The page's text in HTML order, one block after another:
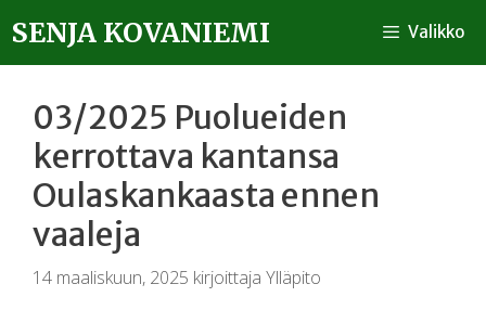
SENJA KOVANIEMI Valikko
03/2025 Puolueiden
kerrottava kantansa
Oulaskankaasta ennen
vaaleja
14 maaliskuun, 2025 kirjoittaja Ylläpito